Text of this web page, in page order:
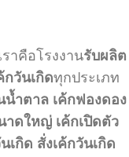
ราคือโรงงานรับผลิต
กวันเกิดทุกประเภท
น้ำตาล เค้กฟองดอง
าดใหญ่ เค้กเปิดตัว
เกิด สั่งเค้กวันเกิด